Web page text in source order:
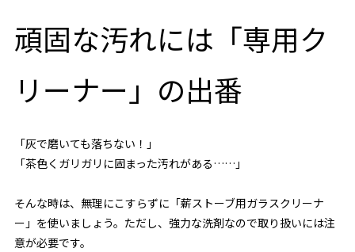
頑固な汚れには「専用ク
リーナー」の出番
「灰で磨いても落ちない！」
「茶色くガリガリに固まった汚れがある……」
そんな時は、無理にこすらずに「薪ストーブ用ガラスクリーナ
ー」を使いましょう。ただし、強力な洗剤なので取り扱いには注
意が必要です。